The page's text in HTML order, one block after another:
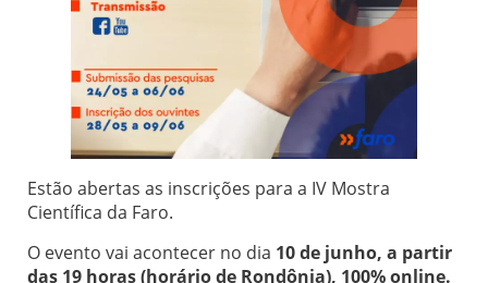
Estão abertas as inscrições para a IV Mostra
Científica da Faro.
O evento vai acontecer no dia 10 de junho, a partir
das 19 horas (horário de Rondônia), 100% online.